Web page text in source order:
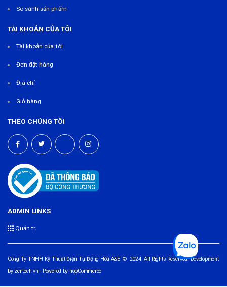
So sánh sản phẩm
TÀI KHOẢN CỦA TÔI
Tài khoản của tôi
Đơn đặt hàng
Địa chỉ
Giỏ hàng
THEO CHÚNG TÔI
ADMIN LINKS
Quản trị
Công Ty TNHH Kỹ Thuật Điện Tự Động Hóa A&E © 2024. All Rights Reserved. Development
by zentech.vn - Powered by nopCommerce